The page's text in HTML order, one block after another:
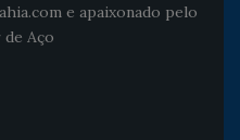
e apaixonado pelo
Aço